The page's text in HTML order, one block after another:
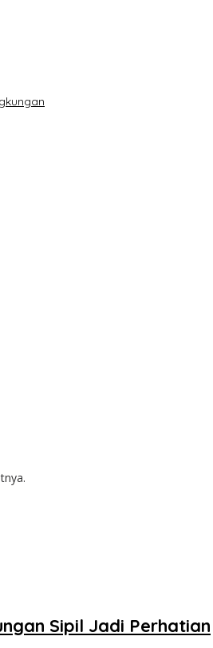
Sipil Jadi Perhatian